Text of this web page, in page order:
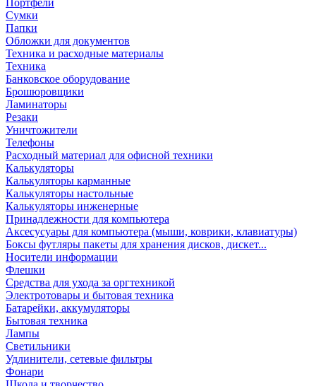
Портфели
Сумки
Папки
Обложки для документов
Техника и расходные материалы
Техника
Банковское оборудование
Брошюровщики
Ламинаторы
Резаки
Уничтожители
Телефоны
Расходный материал для офисной техники
Калькуляторы
Калькуляторы карманные
Калькуляторы настольные
Калькуляторы инженерные
Принадлежности для компьютера
Аксесусуары для компьютера (мыши, коврики, клавиатуры)
Боксы футляры пакеты для хранения дисков, дискет...
Носители информации
Флешки
Средства для ухода за оргтехникой
Электротовары и бытовая техника
Батарейки, аккумуляторы
Бытовая техника
Лампы
Светильники
Удлинители, сетевые фильтры
Фонари